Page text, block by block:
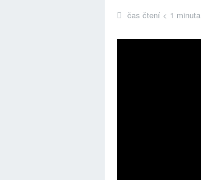
čas čtení < 1 minuta